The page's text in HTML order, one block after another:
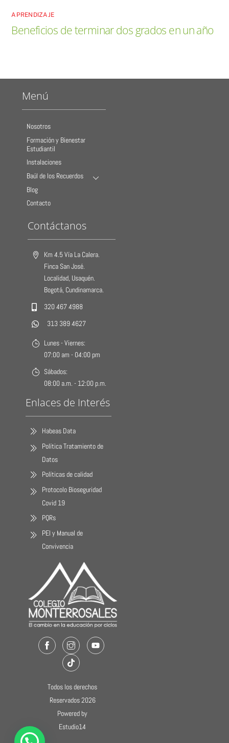
APRENDIZAJE
Beneficios de terminar dos grados en un año
Menú
Nosotros
Formación y Bienestar
Estudiantil
Instalaciones
Baúl de los Recuerdos
Blog
Contacto
Contáctanos
Km 4.5 Vía La Calera.
Finca San José.
Localidad, Usaquén.
Bogotá, Cundinamarca.
320 467 4988
313 389 4627
Lunes - Viernes:
07:00 am - 04:00 pm
Sábados:
08:00 a.m. - 12:00 p.m.
Enlaces de Interés
Habeas Data
Política Tratamiento de
Datos
Políticas de calidad
Protocolo Bioseguridad
Covid 19
PQRs
PEI y Manual de
Convivencia
FacebookInstagramYoutube
TikTok
Todos los derechos
Reservados 2026
Powered by
Estudio14